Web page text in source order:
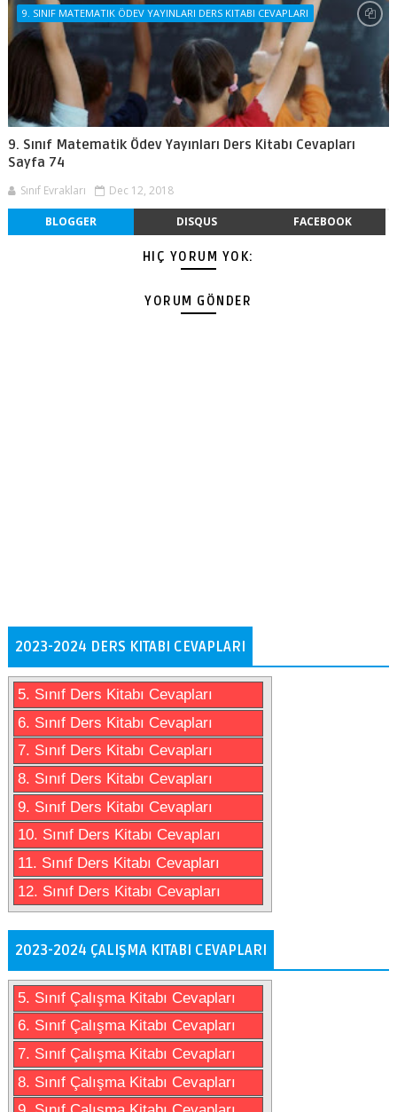
9. SINIF MATEMATIK ÖDEV YAYINLARI DERS KITABI CEVAPLARI
9. Sınıf Matematik Ödev Yayınları Ders Kitabı Cevapları
Sayfa 74
Sınıf Evrakları Dec 12, 2018
BLOGGER DISQUS FACEBOOK
HIÇ YORUM YOK:
YORUM GÖNDER
2023-2024 DERS KITABI CEVAPLARI
5. Sınıf Ders Kitabı Cevapları
6. Sınıf Ders Kitabı Cevapları
7. Sınıf Ders Kitabı Cevapları
8. Sınıf Ders Kitabı Cevapları
9. Sınıf Ders Kitabı Cevapları
10. Sınıf Ders Kitabı Cevapları
11. Sınıf Ders Kitabı Cevapları
12. Sınıf Ders Kitabı Cevapları
2023-2024 ÇALIŞMA KITABI CEVAPLARI
5. Sınıf Çalışma Kitabı Cevapları
6. Sınıf Çalışma Kitabı Cevapları
7. Sınıf Çalışma Kitabı Cevapları
8. Sınıf Çalışma Kitabı Cevapları